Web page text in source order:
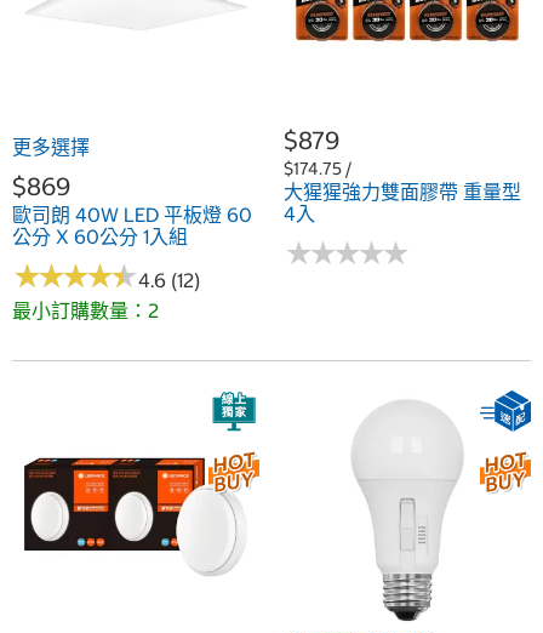
更多選擇
$869
歐司朗 40W LED 平板燈 60
公分 X 60公分 1入組
★★★★★
★★★★★4.6 (12)
最小訂購數量：2
$879
$174.75 /
大猩猩強力雙面膠帶 重量型
4入
★★★★★
★★★★★